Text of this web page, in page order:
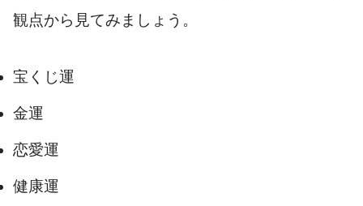
観点から見てみましょう。
宝くじ運
金運
恋愛運
健康運